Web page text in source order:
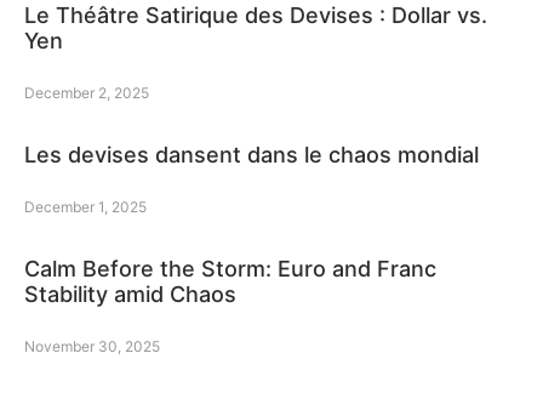
Le Théâtre Satirique des Devises : Dollar vs.
Yen
December 2, 2025
Les devises dansent dans le chaos mondial
December 1, 2025
Calm Before the Storm: Euro and Franc
Stability amid Chaos
November 30, 2025